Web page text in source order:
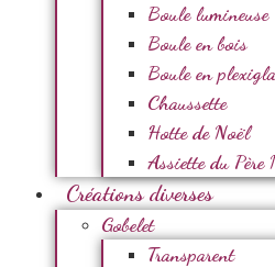
Boule lumineuse
Boule en bois
Boule en
Chaussette
Hotte de Noël
Assiette du Père
Créations diverses
Gobelet
Transparent